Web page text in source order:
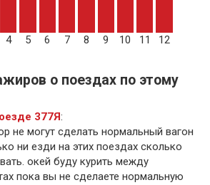
4 5 6 7 8 9 10 11 12
о поездах по этому
377Я:
не могут сделать нормальный вагон
ни езди на этих поездах сколько
окей буду курить между
пока вы не сделаете нормальную